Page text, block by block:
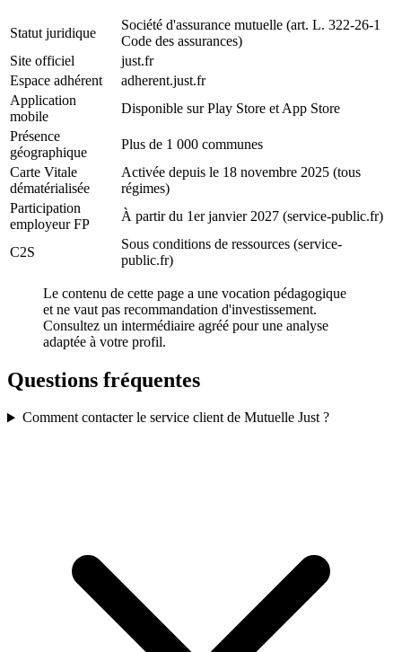
Statut juridique
Société d'assurance mutuelle (art. L. 322-26-1
Code des assurances)
Site officiel
just.fr
Espace adhérent
adherent.just.fr
Application
mobile
Disponible sur Play Store et App Store
Présence
géographique
Plus de 1 000 communes
Carte Vitale
dématérialisée
Activée depuis le 18 novembre 2025 (tous
régimes)
Participation
employeur FP
À partir du 1er janvier 2027 (service-public.fr)
C2S
Sous conditions de ressources (service-
public.fr)
Le contenu de cette page a une vocation pédagogique
et ne vaut pas recommandation d'investissement.
Consultez un intermédiaire agréé pour une analyse
adaptée à votre profil.
Questions fréquentes
Comment contacter le service client de Mutuelle Just ?